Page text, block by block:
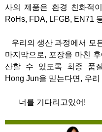
사의 제품은 환경 친화적
RoHs, FDA, LFGB, EN71
우리의 생산 과정에서 모
마지막으로, 포장을 마친
산할 수 있도록 최종 품
Hong Jun을 믿는다면, 우
너를 기다리고있어!